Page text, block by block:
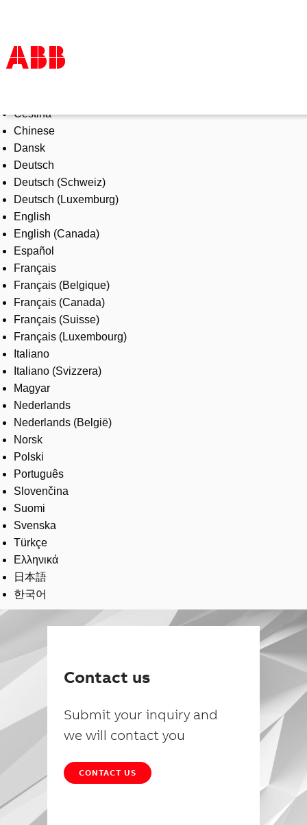
Products & Solutions
Industries
Services
About us
Where to buy
Contact us
Careers
Čeština
Chinese
Dansk
Deutsch
Deutsch (Schweiz)
Deutsch (Luxemburg)
English
English (Canada)
Español
Français
Français (Belgique)
Français (Canada)
Français (Suisse)
Français (Luxembourg)
Italiano
Italiano (Svizzera)
Magyar
Nederlands
Nederlands (België)
Norsk
Polski
Português
Slovenčina
Suomi
Svenska
Türkçe
Ελληνικά
日本語
한국어
Contact us
Submit your inquiry and
we will contact you
CONTACT US